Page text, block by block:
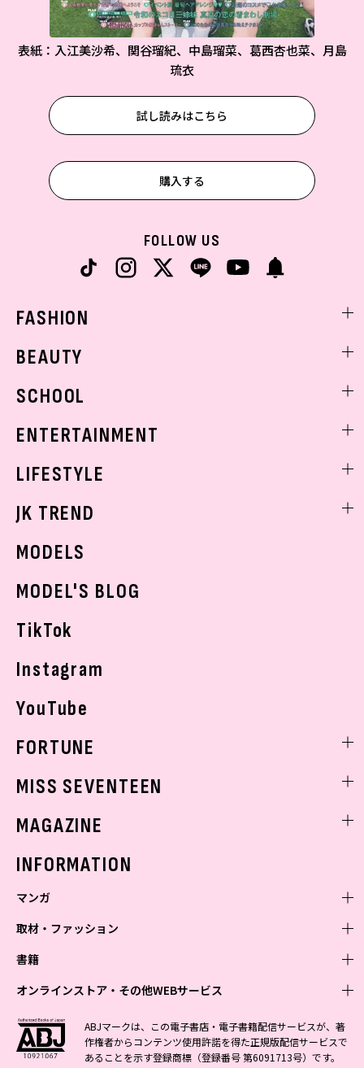
表紙：入江美沙希、関谷瑠紀、中島瑠菜、葛西杏也菜、月島
琉衣
試し読みはこちら
購入する
FOLLOW US
FASHION
着回し
BEAUTY
ベストコスメ
ボディケア
SCHOOL
学校ヘアメイク
ENTERTAINMENT
K-POP
LIFESTYLE
モデルの購入品
JK TREND
MODELS
MODEL'S BLOG
TikTok
Instagram
YouTube
FORTUNE
MISS SEVENTEEN
MAGAZINE
INFORMATION
マンガ
少年マンガ
Vジャンプ
最強ジャンプ
少年ジャンプ+
青年マンガ
ZEBRACK
S-MANGA
少女マンガ
ZEBRACK
S-MANGA
女性マンガ
ジャンプTOON
取材・ファッション
ファッション・美容
BAILA
MAQUIA
芸能・情報・スポーツ
週プレNEWS
週プレ グラジャパ!
書籍
文芸・文庫・総合
小説すばる
集英社 文芸ステーション
学芸・ノンフィクション・新書
1日5分で、明日は変わる よみタイ yomitai
ライトノベル・ノベライズ
オンラインストア・その他WEBサービス
オンラインストア
OTO
その他WEBサービス
ABJマークは、この電子書店・電子書籍配信サービスが、著
作権者からコンテンツ使用許諾を得た正規版配信サービスで
あることを示す登録商標（登録番号 第6091713号）です。